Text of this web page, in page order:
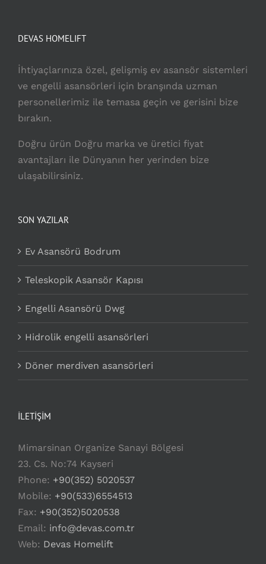
DEVAS HOMELIFT
İhtiyaçlarınıza özel, gelişmiş ev asansör sistemleri
ve engelli asansörleri için branşında uzman
personellerimiz ile temasa geçin ve gerisini bize
bırakın.
Doğru ürün Doğru marka ve üretici fiyat
avantajları ile Dünyanın her yerinden bize
ulaşabilirsiniz.
SON YAZILAR
Ev Asansörü Bodrum
Teleskopik Asansör Kapısı
Engelli Asansörü Dwg
Hidrolik engelli asansörleri
Döner merdiven asansörleri
İLETİŞİM
Mimarsinan Organize Sanayi Bölgesi
23. Cs. No:74 Kayseri
Phone: +90(352) 5020537
Mobile: +90(533)6554513
Fax: +90(352)5020538
Email: info@devas.com.tr
Web: Devas Homelift